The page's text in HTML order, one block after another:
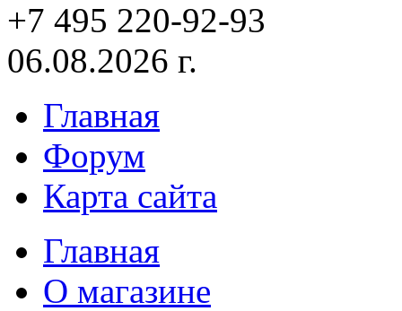
+7 495 220-92-93
06.08.2026 г.
Главная
Форум
Карта сайта
Главная
О магазине